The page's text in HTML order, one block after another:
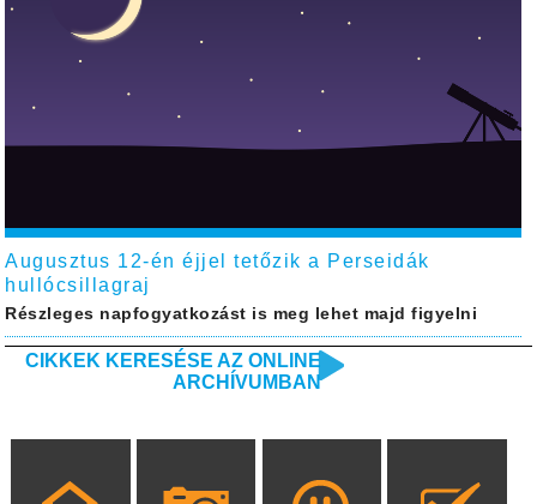
Augusztus 12-én éjjel tetőzik a Perseidák
hullócsillagraj
Részleges napfogyatkozást is meg lehet majd figyelni
CIKKEK KERESÉSE AZ ONLINE
ARCHÍVUMBAN